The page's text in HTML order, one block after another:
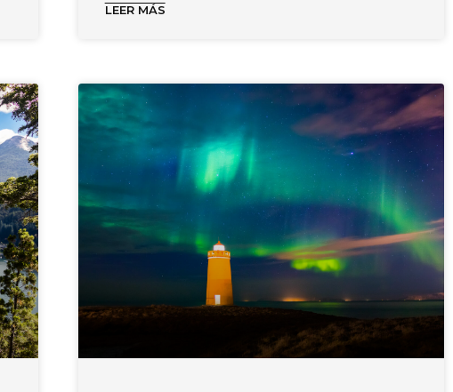
LEER MÁS